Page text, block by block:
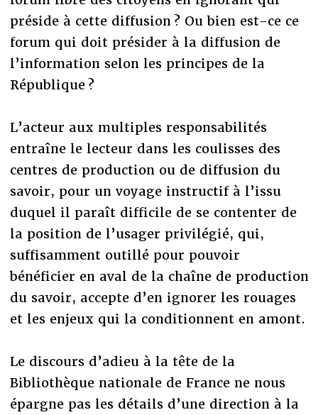
préside à cette diffusion ? Ou bien est-ce ce
forum qui doit présider à la diffusion de
l’information selon les principes de la
République ?
L’acteur aux multiples responsabilités
entraîne le lecteur dans les coulisses des
centres de production ou de diffusion du
savoir, pour un voyage instructif à l’issu
duquel il paraît difficile de se contenter de
la position de l’usager privilégié, qui,
suffisamment outillé pour pouvoir
bénéficier en aval de la chaîne de production
du savoir, accepte d’en ignorer les rouages
et les enjeux qui la conditionnent en amont.
Le discours d’adieu à la tête de la
Bibliothèque nationale de France ne nous
épargne pas les détails d’une direction à la